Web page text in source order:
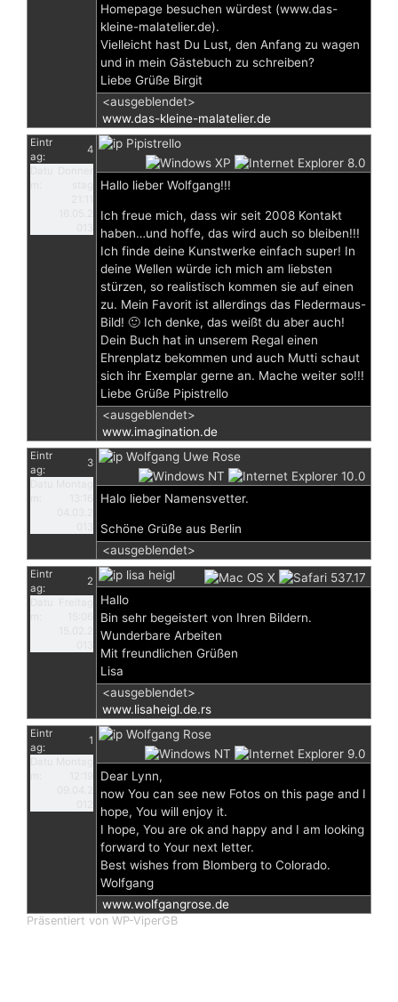
Homepage besuchen würdest (www.das-
kleine-malatelier.de).
Vielleicht hast Du Lust, den Anfang zu wagen
und in mein Gästebuch zu schreiben?
Liebe Grüße Birgit
<ausgeblendet>
www.das-kleine-malatelier.de
Eintr
ag:
4
Pipistrello
Hallo lieber Wolfgang!!!
Ich freue mich, dass wir seit 2008 Kontakt
haben…und hoffe, das wird auch so bleiben!!!
Ich finde deine Kunstwerke einfach super! In
deine Wellen würde ich mich am liebsten
stürzen, so realistisch kommen sie auf einen
zu. Mein Favorit ist allerdings das Fledermaus-
Bild! 🙂 Ich denke, das weißt du aber auch!
Dein Buch hat in unserem Regal einen
Ehrenplatz bekommen und auch Mutti schaut
sich ihr Exemplar gerne an. Mache weiter so!!!
Liebe Grüße Pipistrello
<ausgeblendet>
www.imagination.de
Eintr
ag:
3
Wolfgang Uwe Rose
Halo lieber Namensvetter.
Schöne Grüße aus Berlin
<ausgeblendet>
Eintr
ag:
2
lisa heigl
Hallo
Bin sehr begeistert von Ihren Bildern.
Wunderbare Arbeiten
Mit freundlichen Grüßen
Lisa
<ausgeblendet>
www.lisaheigl.de.rs
Eintr
ag:
1
Wolfgang Rose
Dear Lynn,
now You can see new Fotos on this page and I
hope, You will enjoy it.
I hope, You are ok and happy and I am looking
forward to Your next letter.
Best wishes from Blomberg to Colorado.
Wolfgang
www.wolfgangrose.de
Präsentiert von WP-ViperGB